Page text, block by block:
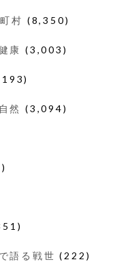
村 (8,350)
康 (3,003)
然 (3,094)
語る戦世 (222)